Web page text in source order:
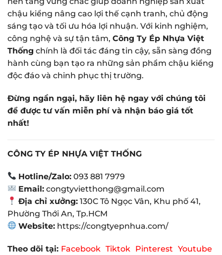
chậu kiểng nâng cao lợi thế cạnh tranh, chủ động
sáng tạo và tối ưu hóa lợi nhuận. Với kinh nghiệm,
công nghệ và sự tận tâm, Công Ty Ép Nhựa Việt
Thống chính là đối tác đáng tin cậy, sẵn sàng đồng
hành cùng bạn tạo ra những sản phẩm chậu kiểng
độc đáo và chinh phục thị trường.
Đừng ngần ngại, hãy liên hệ ngay với chúng tôi
để được tư vấn miễn phí và nhận báo giá tốt
nhất!
CÔNG TY ÉP NHỰA VIỆT THỐNG
Hotline/Zalo: 093 881 7979
Email: congtyvietthong@gmail.com
Địa chỉ xưởng: 130C Tô Ngọc Vân, Khu phố 41,
Phường Thới An, Tp.HCM
Website: https://congtyepnhua.com/
Theo dõi tại: Facebook Tiktok Pinterest Youtube